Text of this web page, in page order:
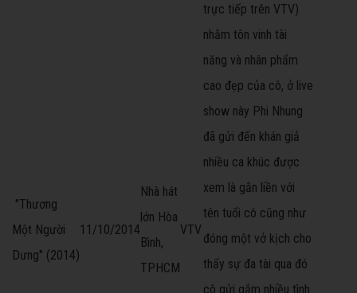
"Thương
Một Người
Dưng" (2014)
11/10/2014
Nhà hát
lớn Hòa
Bình,
TPHCM
VTV
trực tiếp trên VTV)
nhằm tôn vinh tài
năng và nhân phẩm
cao đẹp của cô, ở live
show này Phi Nhung
đã gửi đến khán giả
nhiều ca khúc được
xem là gắn liền với
tên tuổi cô cũng như
đóng một vở kịch cho
thấy sự đa tài qua đó
cô gửi gắm nhiều tình